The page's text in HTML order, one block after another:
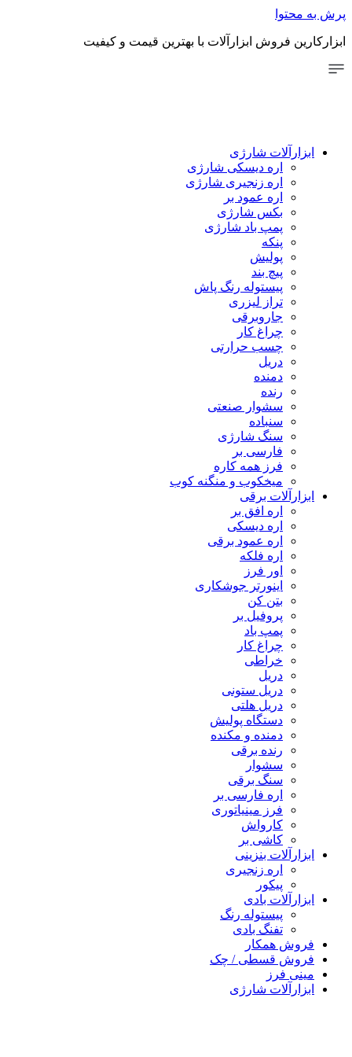
فروش ابزارآلات با بهترین قیمت و کیفیت
شارژی
اره دیسکی شارژی
اره زنجیری شارژی
اره عمود بر
بکس شارژی
پمپ باد شارژی
پیستوله رنگ پاش
تراز لیزری
جاروبرقی
چراغ کار
چسب حرارتی
سشوار صنعتی
سنگ شارژی
فارسی بر
فرز همه کاره
میخکوب و منگنه کوب
برقی
اره افق بر
اره دیسکی
اره عمود برقی
اینورتر جوشکاری
پروفیل بر
چراغ کار
دریل ستونی
دریل هلتی
دستگاه پولیش
دمنده و مکنده
رنده برقی
سنگ برقی
اره فارسی بر
فرز مینیاتوری
کاشی بر
بنزینی
اره زنجیری
بادی
پیستوله رنگ
تفنگ بادی
همکار
قسطی / چک
فرز
شارژی